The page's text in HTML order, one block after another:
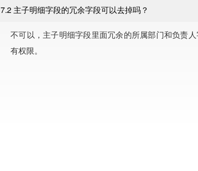
7.2 主子明细字段的冗余字段可以去掉吗？
不可以，主子明细字段里面冗余的所属部门和负责
有权限。